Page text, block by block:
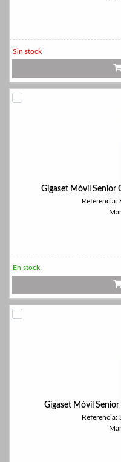
Sin stock
Gigaset Móvil Senior
Referencia:
En stock
Gigaset Móvil
Referencia: